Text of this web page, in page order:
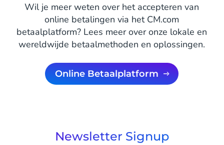
Wil je meer weten over het accepteren van
online betalingen via het CM.com
betaalplatform? Lees meer over onze lokale en
wereldwijde betaalmethoden en oplossingen.
Online Betaalplatform
Newsletter Signup